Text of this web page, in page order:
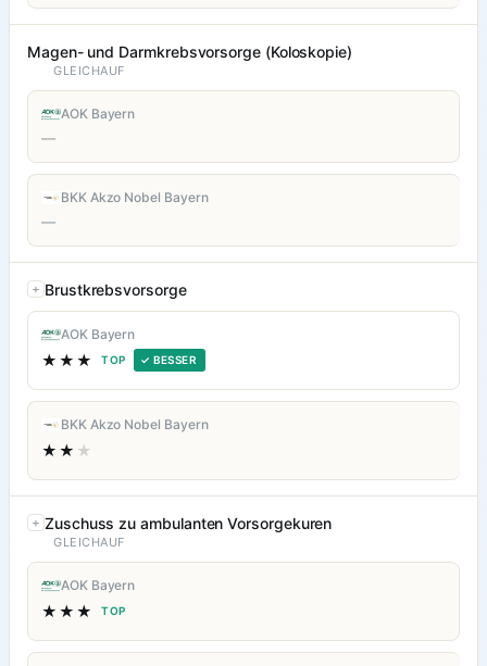
Magen- und Darmkrebsvorsorge (Koloskopie)
GLEICHAUF
AOK Bayern
—
BKK Akzo Nobel Bayern
—
Brustkrebsvorsorge
AOK Bayern
★★★ TOP ✓ BESSER
BKK Akzo Nobel Bayern
★★ ★
Zuschuss zu ambulanten Vorsorgekuren
GLEICHAUF
AOK Bayern
★★★ TOP